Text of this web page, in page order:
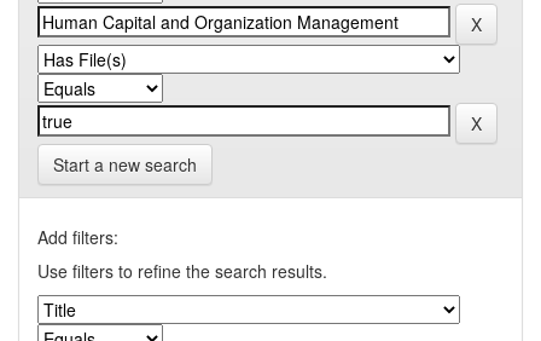
Start a new search
Add filters:
Use filters to refine the search results.